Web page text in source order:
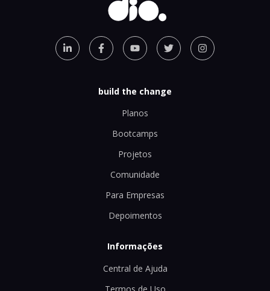
build the change
Planos
Bootcamps
Projetos
Comunidade
Para Empresas
Depoimentos
Informações
Central de Ajuda